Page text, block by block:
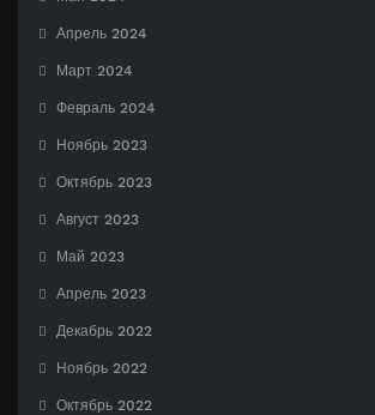
Апрель 2024
Март 2024
Февраль 2024
Ноябрь 2023
Октябрь 2023
Август 2023
Май 2023
Апрель 2023
Декабрь 2022
Ноябрь 2022
Октябрь 2022